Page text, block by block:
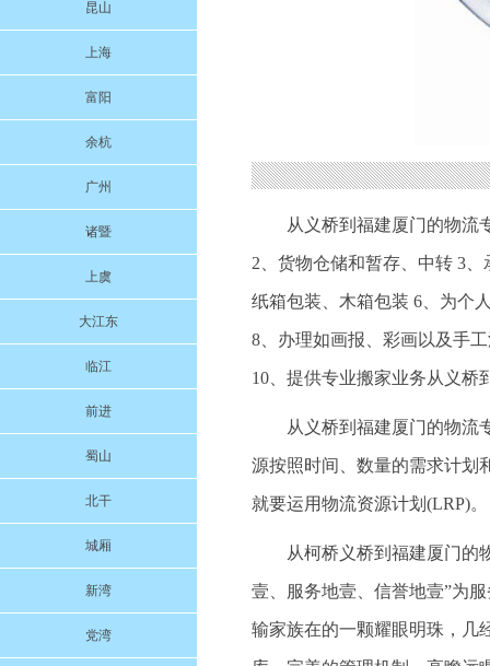
昆山
上海
富阳
余杭
广州
诸暨
上虞
大江东
临江
前进
蜀山
北干
城厢
新湾
党湾
从义桥到福建厦门的物流
2、货物仓储和暂存、中转 3
纸箱包装、木箱包装 6、为个
8、办理如画报、彩画以及手
10、提供专业搬家业务从义桥
从义桥到福建厦门的物流
源按照时间、数量的需求计划
就要运用物流资源计划(LRP)。
从柯桥义桥到福建厦门的
壹、服务地壹、信誉地壹”为
输家族在的一颗耀眼明珠，几